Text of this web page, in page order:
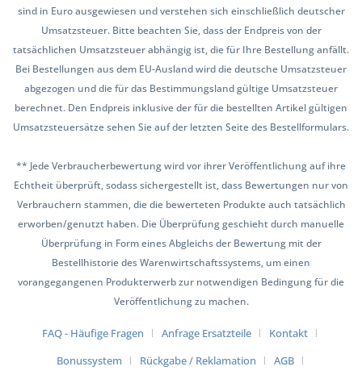
sind in Euro ausgewiesen und verstehen sich einschließlich deutscher
Umsatzsteuer. Bitte beachten Sie, dass der Endpreis von der
tatsächlichen Umsatzsteuer abhängig ist, die für Ihre Bestellung anfällt.
Bei Bestellungen aus dem EU-Ausland wird die deutsche Umsatzsteuer
abgezogen und die für das Bestimmungsland gültige Umsatzsteuer
berechnet. Den Endpreis inklusive der für die bestellten Artikel gültigen
Umsatzsteuersätze sehen Sie auf der letzten Seite des Bestellformulars.
** Jede Verbraucherbewertung wird vor ihrer Veröffentlichung auf ihre
Echtheit überprüft, sodass sichergestellt ist, dass Bewertungen nur von
Verbrauchern stammen, die die bewerteten Produkte auch tatsächlich
erworben/genutzt haben. Die Überprüfung geschieht durch manuelle
Überprüfung in Form eines Abgleichs der Bewertung mit der
Bestellhistorie des Warenwirtschaftssystems, um einen
vorangegangenen Produkterwerb zur notwendigen Bedingung für die
Veröffentlichung zu machen.
FAQ - Häufige Fragen Anfrage Ersatzteile
Kontakt
Bonussystem
Rückgabe / Reklamation AGB